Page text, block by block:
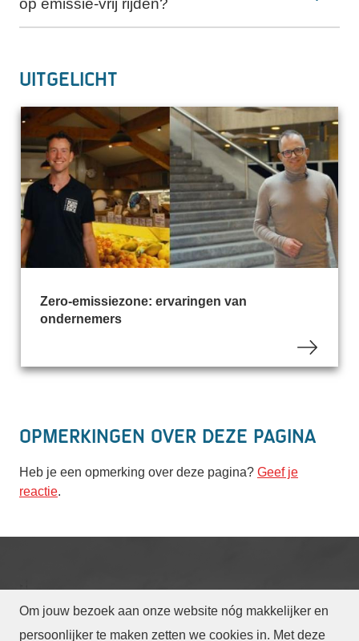
Om jouw bezoek aan onze website nóg makkelijker en
persoonlijker te maken zetten we cookies in. Met deze
op emissie-vrij rijden?
Uitgelicht
Zero-emissiezone: ervaringen van
ondernemers
Opmerkingen over deze pagina
Heb je een opmerking over deze pagina? Geef je
reactie.
© Gemeente Eindhoven2026